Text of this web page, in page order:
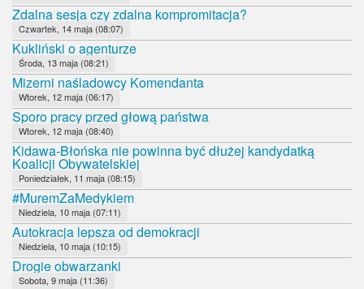
Zdalna sesja czy zdalna kompromitacja?
Czwartek, 14 maja (08:07)
Kukliński o agenturze
Środa, 13 maja (08:21)
Mizerni naśladowcy Komendanta
Wtorek, 12 maja (06:17)
Sporo pracy przed głową państwa
Wtorek, 12 maja (08:40)
Kidawa-Błońska nie powinna być dłużej kandydatką
Koalicji Obywatelskiej
Poniedziałek, 11 maja (08:15)
#MuremZaMedykiem
Niedziela, 10 maja (07:11)
Autokracja lepsza od demokracji
Niedziela, 10 maja (10:15)
Drogie obwarzanki
Sobota, 9 maja (11:36)